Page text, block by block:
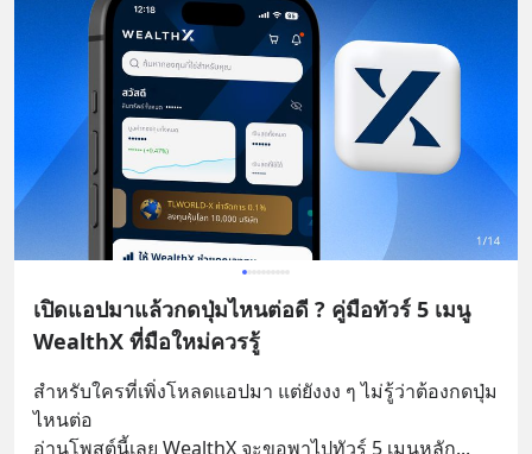
เปิดแอปมาแล้วกดปุ่มไหนต่อดี ? คู่มือทัวร์ 5 เมนู
WealthX ที่มือใหม่ควรรู้
สำหรับใครที่เพิ่งโหลดแอปมา แต่ยังงง ๆ ไม่รู้ว่าต้องกดปุ่ม
ไหนต่อ
อ่านโพสต์นี้เลย WealthX จะขอพาไปทัวร์ 5 เมนูหลัก